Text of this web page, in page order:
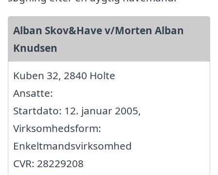
Alban Skov&Have v/Morten Alban
Knudsen
Kuben 32, 2840 Holte
Ansatte:
Startdato: 12. januar 2005,
Virksomhedsform:
Enkeltmandsvirksomhed
CVR: 28229208